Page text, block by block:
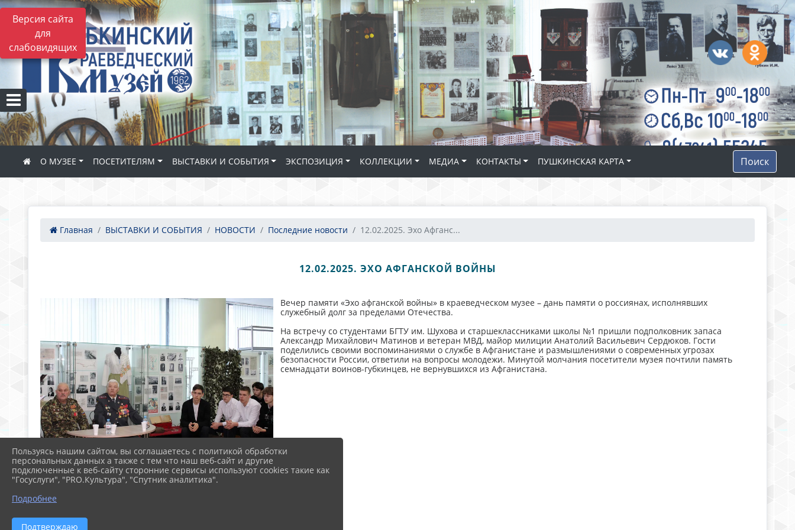
Версия сайта
для
слабовидящих
О МУЗЕЕ ПОСЕТИТЕЛЯМ ВЫСТАВКИ И СОБЫТИЯ ЭКСПОЗИЦИЯ КОЛЛЕКЦИИ МЕДИА КОНТАКТЫ ПУШКИНСКАЯ КАРТА Поиск
Главная ВЫСТАВКИ И СОБЫТИЯ НОВОСТИ Последние новости 12.02.2025. Эхо Афганс...
12.02.2025. ЭХО АФГАНСКОЙ ВОЙНЫ
Вечер памяти «Эхо афганской войны» в краеведческом музее – дань памяти о россиянах, исполнявших
служебный долг за пределами Отечества.
На встречу со студентами БГТУ им. Шухова и старшеклассниками школы №1 пришли подполковник запаса
Александр Михайлович Матинов и ветеран МВД, майор милиции Анатолий Васильевич Сердюков. Гости
поделились своими воспоминаниями о службе в Афганистане и размышлениями о современных угрозах
безопасности России, ответили на вопросы молодежи. Минутой молчания посетители музея почтили память
семнадцати воинов-губкинцев, не вернувшихся из Афганистана.
Пользуясь нашим сайтом, вы соглашаетесь с политикой обработки
персональных данных а также с тем что наш веб-сайт и другие
подключенные к веб-сайту сторонние сервисы используют cookies такие как
"Госуслуги", "PRO.Культура", "Спутник аналитика".
Подробнее
Подтверждаю